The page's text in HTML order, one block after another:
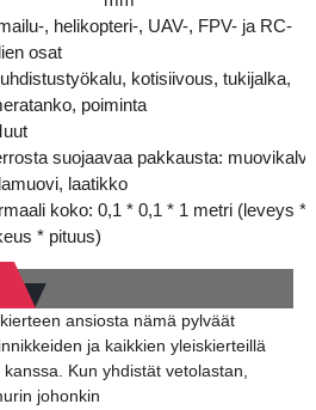
, helikopteri-, UAV-, FPV- ja RC-
osat
kotisiivous, tukijalka,
poiminta
suojaavaa pakkausta:
laatikko
koko: 0,1 * 0,1 * 1 metri (leveys *
* pituus)
ansiosta nämä pylväät
ja kaikkien yleiskierteillä
Kun yhdistät vetolastan,
johonkin